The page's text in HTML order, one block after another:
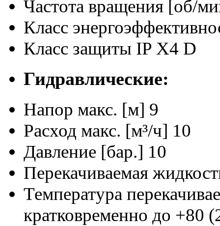
Частота вращения [об/
Класс
Класс защиты IP X4 D
Гидравлические:
Напор макс. [м] 9
Расход макс. [м³/ч] 10
Давление [бар.] 10
Перекачиваемая
Температура
кратковременно до +80